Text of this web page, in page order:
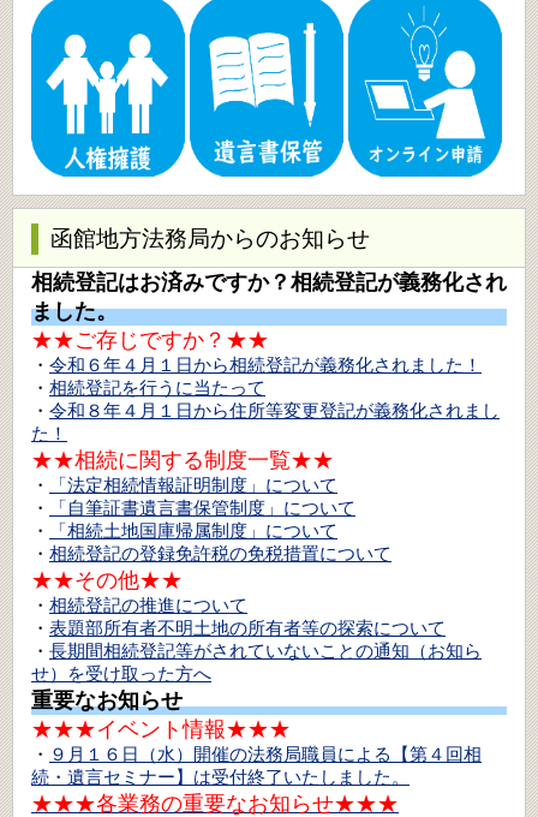
函館地方法務局からのお知らせ
相続登記はお済みですか？相続登記が義務化され
ました。
★★ご存じですか？★★
・ 令和６年４月１日から相続登記が義務化されました！
・ 相続登記を行うに当たって
・ 令和８年４月１日から住所等変更登記が義務化されまし
た！
★★相続に関する制度一覧★★
・
「法定相続情報証明制度」について
・
「自筆証書遺言書保管制度」について
・
「相続土地国庫帰属制度」について
・ 相続登記の登録免許税の免税措置について
★★その他★★
・ 相続登記の推進について
・ 表題部所有者不明土地の所有者等の探索について
・ 長期間相続登記等がされていないことの通知（お知ら
せ）を受け取った方へ
重要なお知らせ
★★★イベント情報★★★
・ ９月１６日（水）開催の法務局職員による【第４回相
続・遺言セミナー】は受付終了いたしました。
★★★各業務の重要なお知らせ★★★